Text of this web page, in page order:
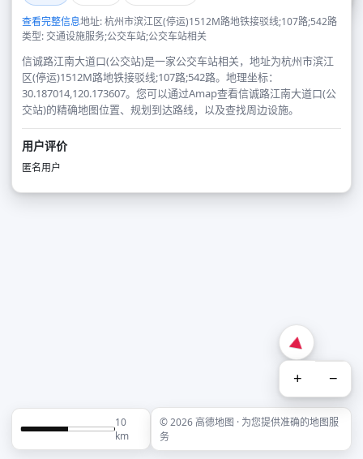
查看完整信息地址: 杭州市滨江区(停运)1512M路地铁接驳线;107路;542路
类型: 交通设施服务;公交车站;公交车站相关
信诚路江南大道口(公交站)是一家公交车站相关，地址为杭州市滨江
区(停运)1512M路地铁接驳线;107路;542路。地理坐标：
30.187014,120.173607。您可以通过Amap查看信诚路江南大道口(公
交站)的精确地图位置、规划到达路线，以及查找周边设施。
用户评价
匿名用户
+ −
10
km
© 2026 高德地图 · 为您提供准确的地图服
务